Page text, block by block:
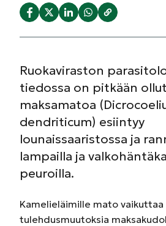
Ruokaviraston
tiedossa on pitkään
maksamatoa
dendriticum) esiintyy
lounaissaaristossa ja
lampailla ja
peuroilla.
Kamelieläimille mato
tulehdusmuutoksia